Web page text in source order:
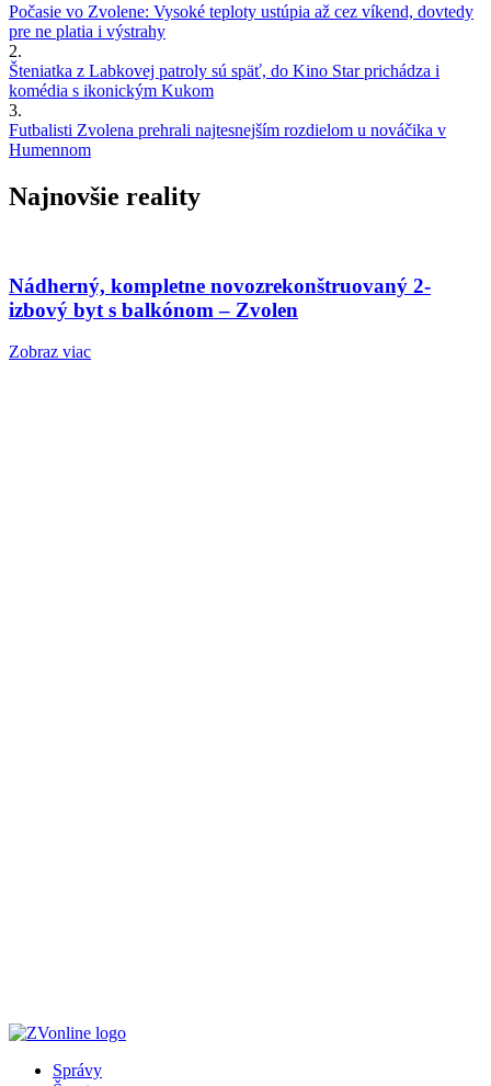
Počasie vo Zvolene: Vysoké teploty ustúpia až cez víkend, dovtedy
pre ne platia i výstrahy
2.
Šteniatka z Labkovej patroly sú späť, do Kino Star prichádza i
komédia s ikonickým Kukom
3.
Futbalisti Zvolena prehrali najtesnejším rozdielom u nováčika v
Humennom
Najnovšie reality
Nádherný, kompletne novozrekonštruovaný 2-
izbový byt s balkónom – Zvolen
Zobraz viac
Správy